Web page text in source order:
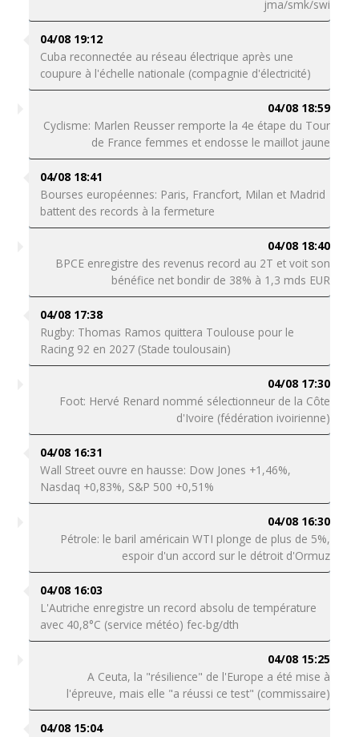
jma/smk/swi
04/08 19:12
Cuba reconnectée au réseau électrique après une
coupure à l'échelle nationale (compagnie d'électricité)
04/08 18:59
Cyclisme: Marlen Reusser remporte la 4e étape du Tour
de France femmes et endosse le maillot jaune
04/08 18:41
Bourses européennes: Paris, Francfort, Milan et Madrid
battent des records à la fermeture
04/08 18:40
BPCE enregistre des revenus record au 2T et voit son
bénéfice net bondir de 38% à 1,3 mds EUR
04/08 17:38
Rugby: Thomas Ramos quittera Toulouse pour le
Racing 92 en 2027 (Stade toulousain)
04/08 17:30
Foot: Hervé Renard nommé sélectionneur de la Côte
d'Ivoire (fédération ivoirienne)
04/08 16:31
Wall Street ouvre en hausse: Dow Jones +1,46%,
Nasdaq +0,83%, S&P 500 +0,51%
04/08 16:30
Pétrole: le baril américain WTI plonge de plus de 5%,
espoir d'un accord sur le détroit d'Ormuz
04/08 16:03
L'Autriche enregistre un record absolu de température
avec 40,8°C (service météo) fec-bg/dth
04/08 15:25
A Ceuta, la "résilience" de l'Europe a été mise à
l'épreuve, mais elle "a réussi ce test" (commissaire)
04/08 15:04